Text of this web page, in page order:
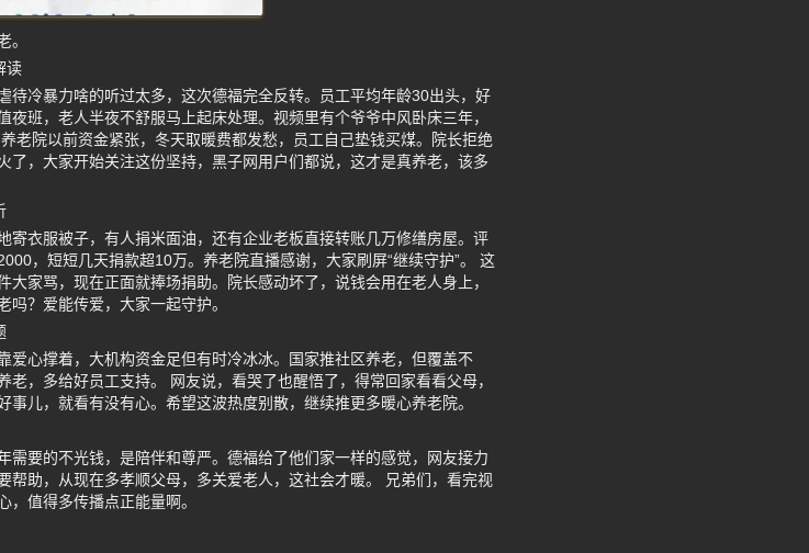
。
读
待冷暴力啥的听过太多，这次德福完全反转。员工平均年龄30出头，好
班，老人半夜不舒服马上起床处理。视频里有个爷爷中风卧床三年，
老院以前资金紧张，冬天取暖费都发愁，员工自己垫钱买煤。院长拒绝
，大家开始关注这份坚持，黑子网用户们都说，这才是真养老，该多
寄衣服被子，有人捐米面油，还有企业老板直接转账几万修缮房屋。评
，短短几天捐款超10万。养老院直播感谢，大家刷屏“继续守护”。 这
家骂，现在正面就捧场捐助。院长感动坏了，说钱会用在老人身上，
？爱能传爱，大家一起守护。
爱心撑着，大机构资金足但有时冷冰冰。国家推社区养老，但覆盖不
，多给好员工支持。 网友说，看哭了也醒悟了，得常回家看看父母，
儿，就看有没有心。希望这波热度别散，继续推更多暖心养老院。
要的不光钱，是陪伴和尊严。德福给了他们家一样的感觉，网友接力
帮助，从现在多孝顺父母，多关爱老人，这社会才暖。 兄弟们，看完视
值得多传播点正能量啊。